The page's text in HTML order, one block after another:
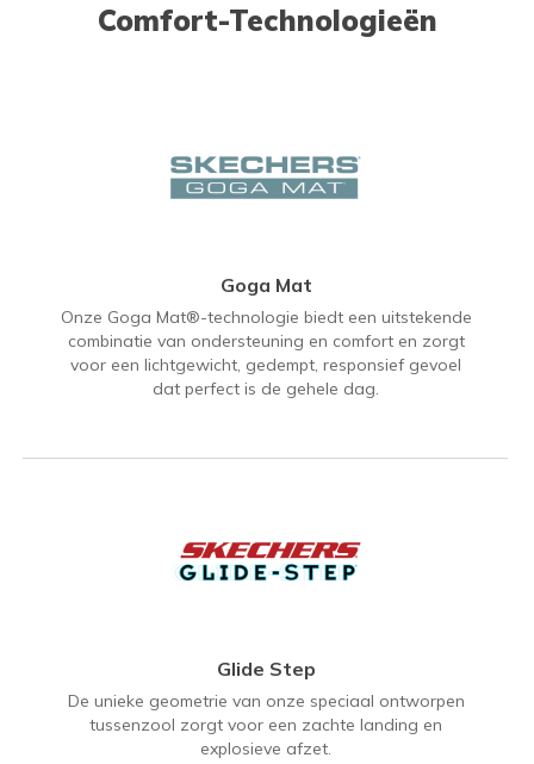
Comfort-Technologieën
Goga Mat
Onze Goga Mat®-technologie biedt een uitstekende
combinatie van ondersteuning en comfort en zorgt
voor een lichtgewicht, gedempt, responsief gevoel
dat perfect is de gehele dag.
Glide Step
De unieke geometrie van onze speciaal ontworpen
tussenzool zorgt voor een zachte landing en
explosieve afzet.